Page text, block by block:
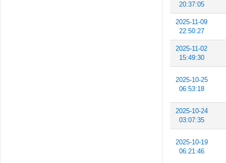
20:37:05
2025-11-09
22:50:27
2025-11-02
15:49:30
2025-10-25
06:53:18
2025-10-24
03:07:35
2025-10-19
06:21:46